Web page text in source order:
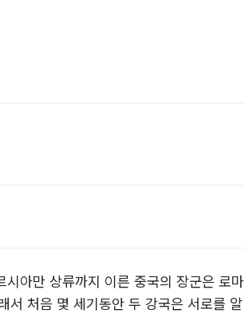
아만 상류까지 이른 중국의 장군은 로마
서 처음 몇 세기동안 두 강국은 서로를 알